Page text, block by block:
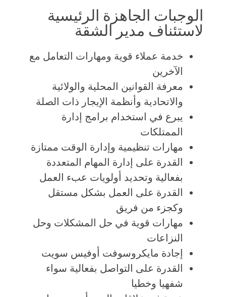
الوجبات الجاهزة الرئيسية
لاستئناف مدير الشقة
خدمة عملاء قوية ومهارات التعامل مع
الآخرين
معرفة القوانين المحلية والولائية
والاتحادية وأنظمة الإيجار ذات الصلة
يبرع في استخدام برامج إدارة
الممتلكات
مهارات تنظيمية وإدارة الوقت ممتازة
القدرة على إدارة المهام المتعددة
بفعالية وتحديد أولويات عبء العمل
القدرة على العمل بشكل مستقل
وكجزء من فريق
مهارات قوية في حل المشكلات وحل
النزاعات
إجادة مايكروسوفت أوفيس سويت
القدرة على التواصل بفعالية سواء
شفهيا وخطيا